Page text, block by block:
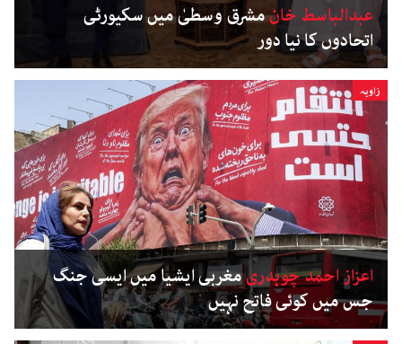
عبدالباسط خانمشرق وسطیٰ میں سکیورٹی
اتحادوں کا نیا دور
زاویہ
اعزاز احمد چوہدریمغربی ایشیا میں ایسی جنگ
جس میں کوئی فاتح نہیں